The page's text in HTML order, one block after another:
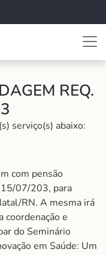
REQ.
serviço(s) abaixo:
com pensão
07/203, para
RN. A mesma irá
coordenação e
do Seminário
em Saúde: Um